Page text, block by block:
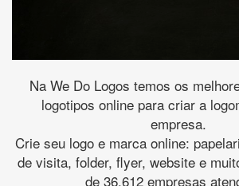
Na We Do Logos temos os
logotipos online para criar a
empresa.
Crie seu logo e marca online:
de visita, folder, flyer, website e
de 36.612 empresas